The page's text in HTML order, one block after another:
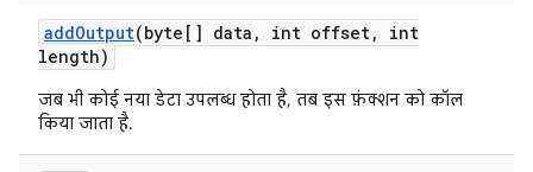
addOutput(byte[] data , int offset,
int
length)
जब भी कोई नया डेटा उपलब्ध होता है, तब इस फ़ंक्शन को कॉल
किया जाता है.